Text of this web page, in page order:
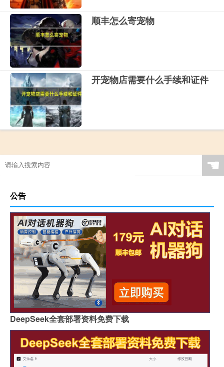
顺丰怎么寄宠物
开宠物店需要什么手续和证件
☚
公告
DeepSeek全套部署资料免费下载